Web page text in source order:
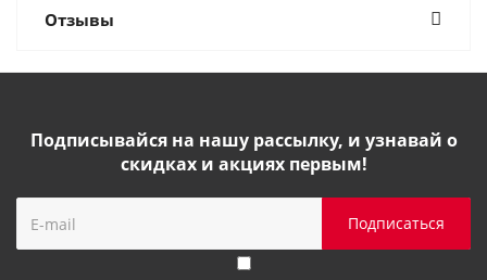
Отзывы
Подписывайся на нашу рассылку, и узнавай о
скидках и акциях первым!